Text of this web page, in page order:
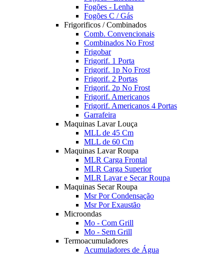
Fogões - Lenha
Fogões C / Gás
Frigorificos / Combinados
Comb. Convencionais
Combinados No Frost
Frigobar
Frigorif. 1 Porta
Frigorif. 1p No Frost
Frigorif. 2 Portas
Frigorif. 2p No Frost
Frigorif. Americanos
Frigorif. Americanos 4 Portas
Garrafeira
Maquinas Lavar Louça
MLL de 45 Cm
MLL de 60 Cm
Maquinas Lavar Roupa
MLR Carga Frontal
MLR Carga Superior
MLR Lavar e Secar Roupa
Maquinas Secar Roupa
Msr Por Condensação
Msr Por Exaustão
Microondas
Mo - Com Grill
Mo - Sem Grill
Termoacumuladores
Acumuladores de Água